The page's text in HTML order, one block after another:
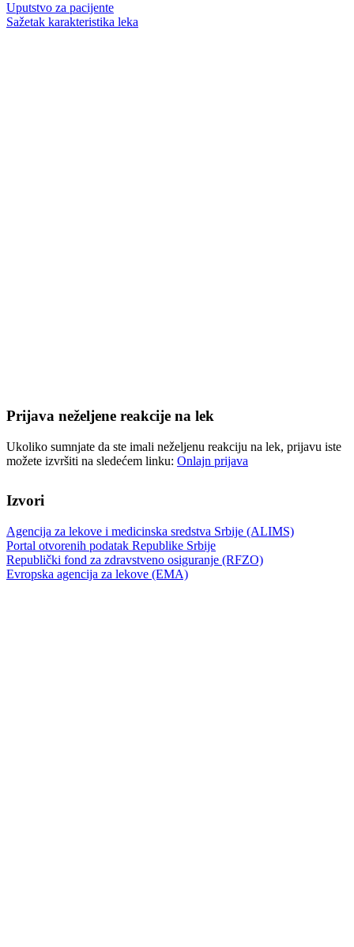
Uputstvo za pacijente
Sažetak karakteristika leka
Prijava neželjene reakcije na lek
Ukoliko sumnjate da ste imali neželjenu reakciju na lek, prijavu iste
možete izvršiti na sledećem linku: Onlajn prijava
Izvori
Agencija za lekove i medicinska sredstva Srbije (ALIMS)
Portal otvorenih podatak Republike Srbije
Republički fond za zdravstveno osiguranje (RFZO)
Evropska agencija za lekove (EMA)